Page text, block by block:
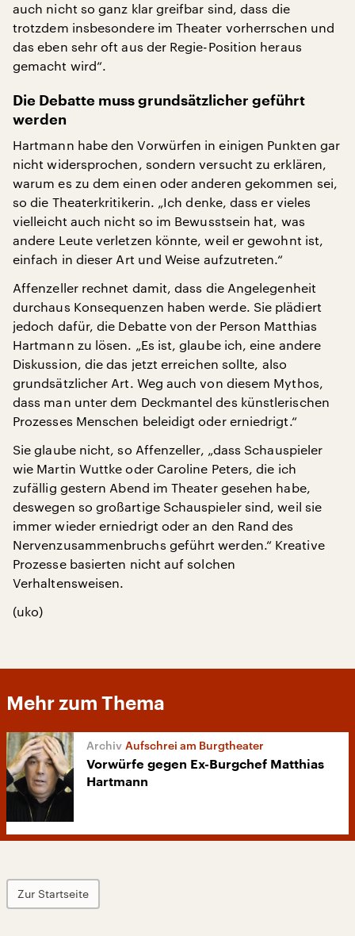
auch nicht so ganz klar greifbar sind, dass die
trotzdem insbesondere im Theater vorherrschen und
das eben sehr oft aus der Regie-Position heraus
gemacht wird“.
Die Debatte muss grundsätzlicher geführt
werden
Hartmann habe den Vorwürfen in einigen Punkten gar
nicht widersprochen, sondern versucht zu erklären,
warum es zu dem einen oder anderen gekommen sei,
so die Theaterkritikerin. „Ich denke, dass er vieles
vielleicht auch nicht so im Bewusstsein hat, was
andere Leute verletzen könnte, weil er gewohnt ist,
einfach in dieser Art und Weise aufzutreten.“
Affenzeller rechnet damit, dass die Angelegenheit
durchaus Konsequenzen haben werde. Sie plädiert
jedoch dafür, die Debatte von der Person Matthias
Hartmann zu lösen. „Es ist, glaube ich, eine andere
Diskussion, die das jetzt erreichen sollte, also
grundsätzlicher Art. Weg auch von diesem Mythos,
dass man unter dem Deckmantel des künstlerischen
Prozesses Menschen beleidigt oder erniedrigt.“
Sie glaube nicht, so Affenzeller, „dass Schauspieler
wie Martin Wuttke oder Caroline Peters, die ich
zufällig gestern Abend im Theater gesehen habe,
deswegen so großartige Schauspieler sind, weil sie
immer wieder erniedrigt oder an den Rand des
Nervenzusammenbruchs geführt werden.“ Kreative
Prozesse basierten nicht auf solchen
Verhaltensweisen.
(uko)
Mehr zum Thema
Aufschrei am Burgtheater
Vorwürfe gegen Ex-Burgchef Matthias
Hartmann
Zur Startseite